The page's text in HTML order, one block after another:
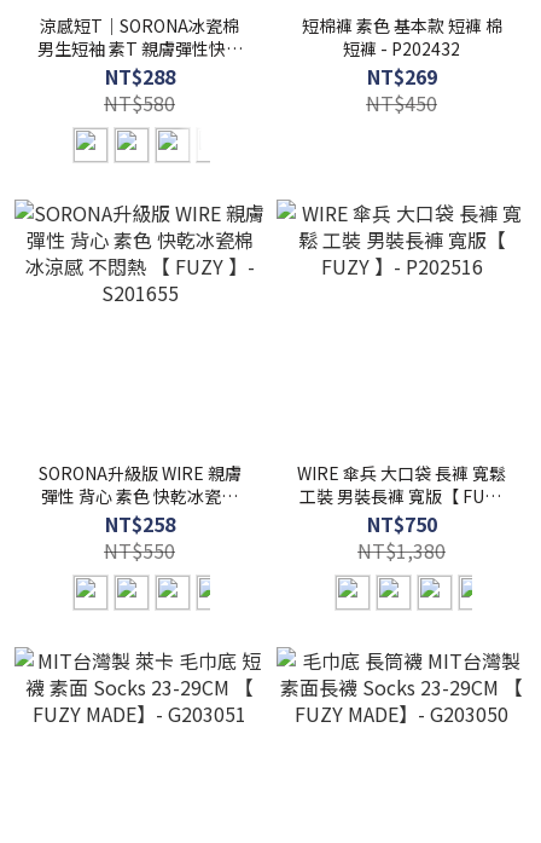
涼感短T｜SORONA冰瓷棉
男生短袖 素T 親膚彈性快乾
【FUZY】- S201658
NT$288
NT$580
短棉褲 素色 基本款 短褲 棉
短褲 - P202432
NT$269
NT$450
SORONA升級版 WIRE 親膚
彈性 背心 素色 快乾冰瓷棉
冰涼感 不悶熱 【 FUZY 】-
S201655
NT$258
NT$550
WIRE 傘兵 大口袋 長褲 寬鬆
工裝 男裝長褲 寬版【 FUZY
】- P202516
NT$750
NT$1,380